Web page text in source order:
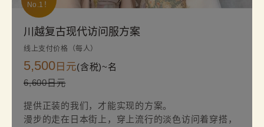
No.1！
川越复古现代访问服方案
线上支付价格（每人）
5,500 日元(含税)~名
6,600日元
提供正装的我们，才能实现的方案。
漫步的走在日本街上，穿上流行的淡色访问着穿搭，